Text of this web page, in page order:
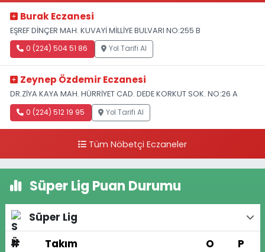
Burak Eczanesi
EŞREF DİNÇER MAH. KUVAYİ MİLLİYE BULVARI NO:255 B
0 (224) 504 51 86 Yol Tarifi Al
Zeynep Özdemir Eczanesi
DR.ZİYA KAYA MAH. HÜRRİYET CAD. DEDE KORKUT SOK. NO:26 A
0 (224) 512 19 95 Yol Tarifi Al
Tüm Nöbetçi Eczaneler
Süper Lig Puan Durumu
Süper Lig
#
Takım O P